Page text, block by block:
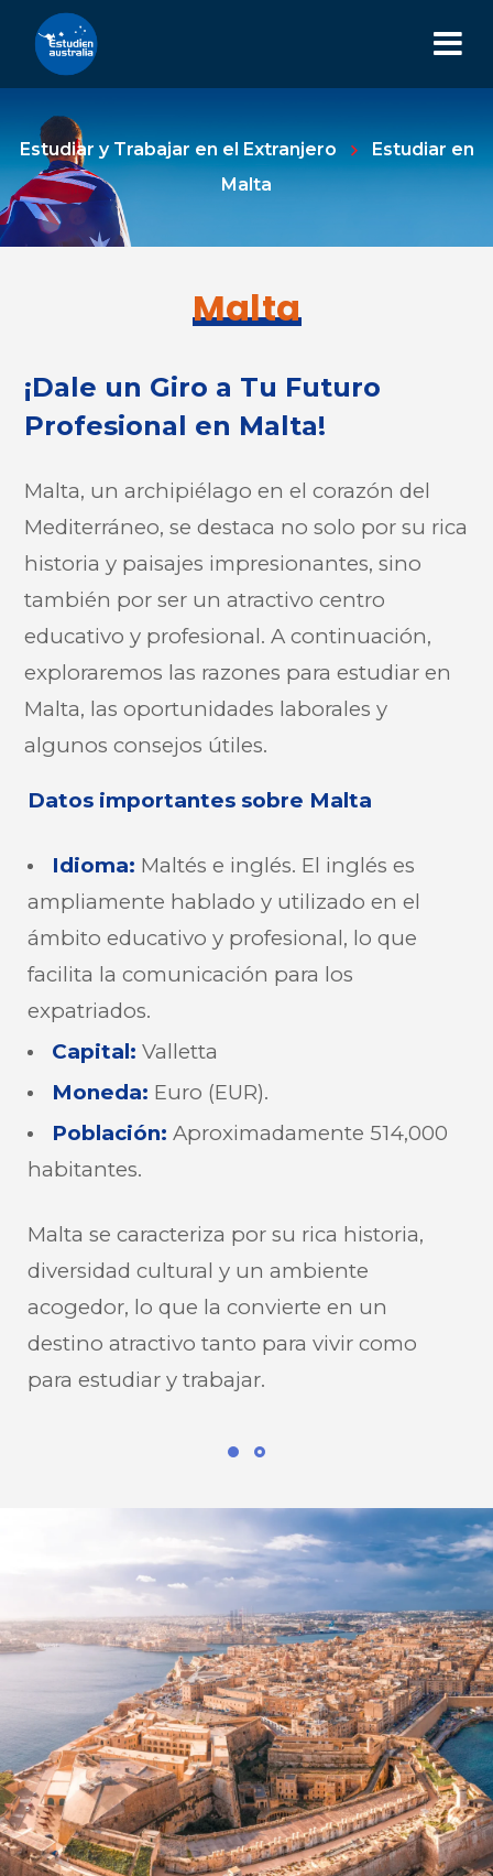
Estudiar y Trabajar en el Extranjero
Estudiar en
Malta
Malta
¡Dale un Giro a Tu Futuro
Profesional en Malta!
Malta, un archipiélago en el corazón del
Mediterráneo, se destaca no solo por su rica
historia y paisajes impresionantes, sino
también por ser un atractivo centro
educativo y profesional. A continuación,
exploraremos las razones para estudiar en
Malta, las oportunidades laborales y
algunos consejos útiles.
Datos importantes sobre Malta
Idioma: Maltés e inglés. El inglés es
ampliamente hablado y utilizado en el
ámbito educativo y profesional, lo que
facilita la comunicación para los
expatriados.
Capital: Valletta
Moneda: Euro (EUR).
Población: Aproximadamente 514,000
habitantes.
Malta se caracteriza por su rica historia,
diversidad cultural y un ambiente
acogedor, lo que la convierte en un
destino atractivo tanto para vivir como
para estudiar y trabajar.